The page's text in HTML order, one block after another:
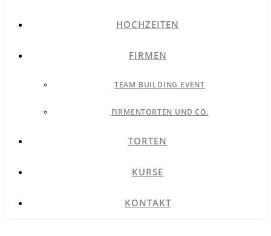
HOCHZEITEN
FIRMEN
TEAM BUILDING EVENT
FIRMENTORTEN UND CO.
TORTEN
KURSE
KONTAKT